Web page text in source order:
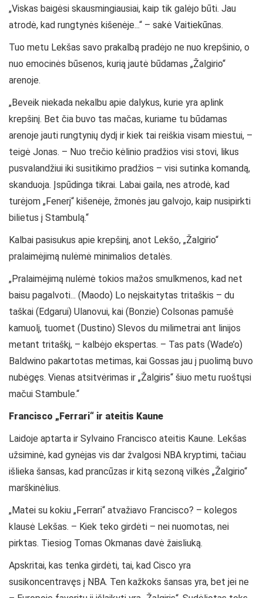
„Viskas baigėsi skausmingiausiai, kaip tik galėjo būti. Jau
atrodė, kad rungtynės kišenėje...“ – sakė Vaitiekūnas.
Tuo metu Lekšas savo prakalbą pradėjo ne nuo krepšinio, o
nuo emocinės būsenos, kurią jautė būdamas „Žalgirio“
arenoje.
„Beveik niekada nekalbu apie dalykus, kurie yra aplink
krepšinį. Bet čia buvo tas mačas, kuriame tu būdamas
arenoje jauti rungtynių dydį ir kiek tai reiškia visam miestui, –
teigė Jonas. – Nuo trečio kėlinio pradžios visi stovi, likus
pusvalandžiui iki susitikimo pradžios – visi sutinka komandą,
skanduoja. Įspūdinga tikrai. Labai gaila, nes atrodė, kad
turėjom „Fenerį“ kišenėje, žmonės jau galvojo, kaip nusipirkti
bilietus į Stambulą.“
Kalbai pasisukus apie krepšinį, anot Lekšo, „Žalgirio“
pralaimėjimą nulėmė minimalios detalės.
„Pralaimėjimą nulėmė tokios mažos smulkmenos, kad net
baisu pagalvoti... (Maodo) Lo neįskaitytas tritaškis – du
taškai (Edgarui) Ulanovui, kai (Bonzie) Colsonas pamušė
kamuolį, tuomet (Dustino) Slevos du milimetrai ant linijos
metant tritaškį, – kalbėjo ekspertas. – Tas pats (Wade’o)
Baldwino pakartotas metimas, kai Gossas jau į puolimą buvo
nubėgęs. Vienas atsitvėrimas ir „Žalgiris“ šiuo metu ruoštųsi
mačui Stambule.“
Francisco „Ferrari“ ir ateitis Kaune
Laidoje aptarta ir Sylvaino Francisco ateitis Kaune. Lekšas
užsiminė, kad gynėjas vis dar žvalgosi NBA kryptimi, tačiau
išlieka šansas, kad prancūzas ir kitą sezoną vilkės „Žalgirio“
marškinėlius.
„Matei su kokiu „Ferrari“ atvažiavo Francisco? – kolegos
klausė Lekšas. – Kiek teko girdėti – nei nuomotas, nei
pirktas. Tiesiog Tomas Okmanas davė žaisliuką.
Apskritai, kas tenka girdėti, tai, kad Cisco yra
susikoncentravęs į NBA. Ten kažkoks šansas yra, bet jei ne